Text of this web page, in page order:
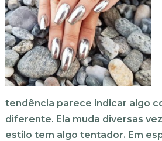
tendência parece indicar algo
diferente. Ela muda diversas
estilo tem algo tentador. Em